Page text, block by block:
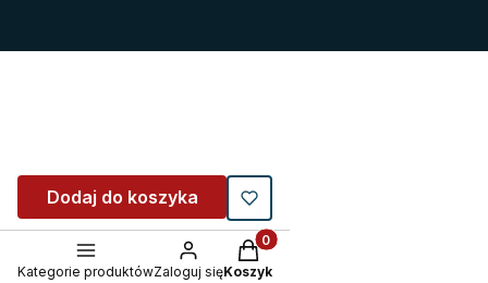
Dodaj do koszyka
Kategorie produktówZaloguj się
Produkty w koszyku: 0.
Koszyk